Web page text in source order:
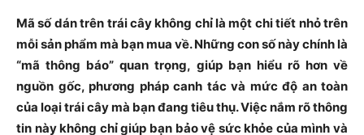
Mã số dán trên trái cây không chỉ là một chi tiết nhỏ trên
mỗi sản phẩm mà bạn mua về. Những con số này chính là
“mã thông báo” quan trọng, giúp bạn hiểu rõ hơn về
nguồn gốc, phương pháp canh tác và mức độ an toàn
của loại trái cây mà bạn đang tiêu thụ. Việc nắm rõ thông
tin này không chỉ giúp bạn bảo vệ sức khỏe của mình và